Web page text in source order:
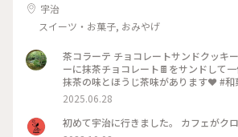
宇治
スイーツ・お菓子, おみやげ
茶コラーテ チョコレートサンドクッキー🍪 抹茶風味のクッキ
ーに抹茶チョコレート🍫をサンドして
抹茶の味とほうじ茶味があります❤️ #和
京都 #抹茶 #アートな景色 抹茶の生茶
りだったのですが... 持って歩く🚶のは
からお店に寄ったら売り切れ！Σ(×_×;)!
置けば… 仕方ないので、これにしまし
2025.06.28
初めて宇治に行きました。 カフェがク